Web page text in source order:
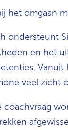
het omgaan
ondersteunt
en het
Vanuit
veel zicht
coachvraag